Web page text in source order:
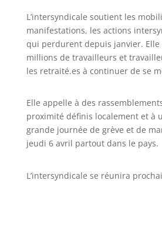
L’intersyndicale soutient les
manifestations, les actions
qui perdurent depuis janvier. Elle
millions de travailleurs et
les retraité.es à continuer de se
Elle appelle à des
proximité définis localement et à
grande journée de grève et de
jeudi 6 avril partout dans le pays.
L’intersyndicale se réunira